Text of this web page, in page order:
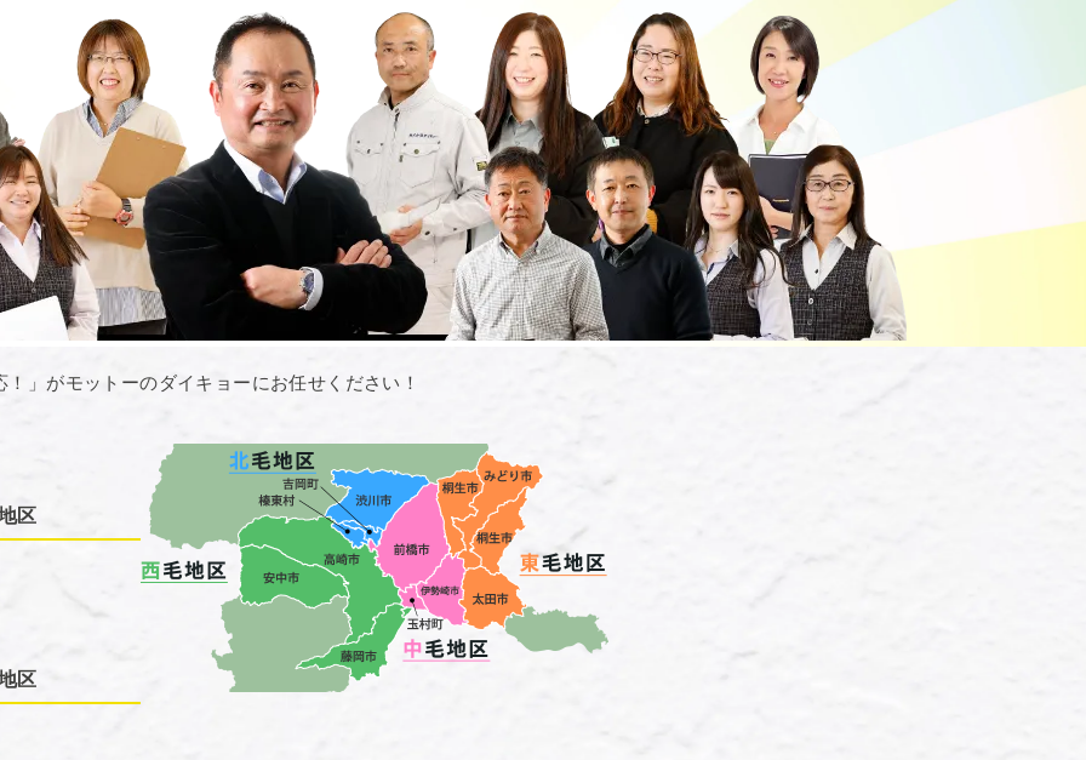
」がモットーのダイキョーにお任せください！
区
区